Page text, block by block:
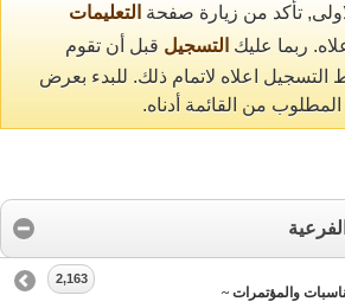
تأكد من زيارة صفحة التعليمات
ربما عليك التسجيل قبل أن تقوم
اعلاه لاتمام ذلك. للبدء بعرض
من القائمة أدناه.
والمؤتمرات ~
2,163